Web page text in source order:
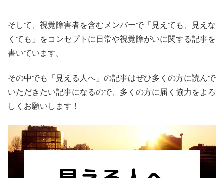
そして、視覚障害者を含むメンバーで「見えても、見えな
くても」をコンセプトに日常や視覚障がいに関する記事を
書いています。
その中でも「見える人へ」の記事はぜひ多くの方に読んで
いただきたい記事になるので、多くの方に届く協力をよろ
しくお願いします！